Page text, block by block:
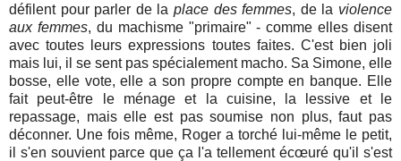
défilent pour parler de la place des femmes, de la violence
aux femmes, du machisme "primaire" - comme elles disent
avec toutes leurs expressions toutes faites. C'est bien joli
mais lui, il se sent pas spécialement macho. Sa Simone, elle
bosse, elle vote, elle a son propre compte en banque. Elle
fait peut-être le ménage et la cuisine, la lessive et le
repassage, mais elle est pas soumise non plus, faut pas
déconner. Une fois même, Roger a torché lui-même le petit,
il s'en souvient parce que ça l'a tellement écœuré qu'il s'est